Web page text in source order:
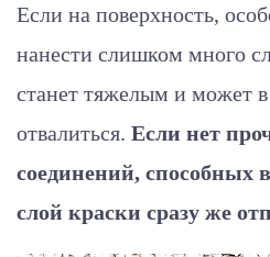
Если на поверхность,
нанести слишком много
станет тяжелым и может
отвалиться. Если нет
соединений, способных
слой краски сразу же